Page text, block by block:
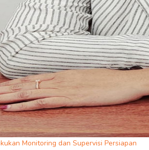
Monitoring dan Supervisi Persiapan